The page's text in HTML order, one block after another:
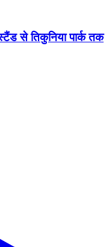
से तिकुनिया पार्क तक